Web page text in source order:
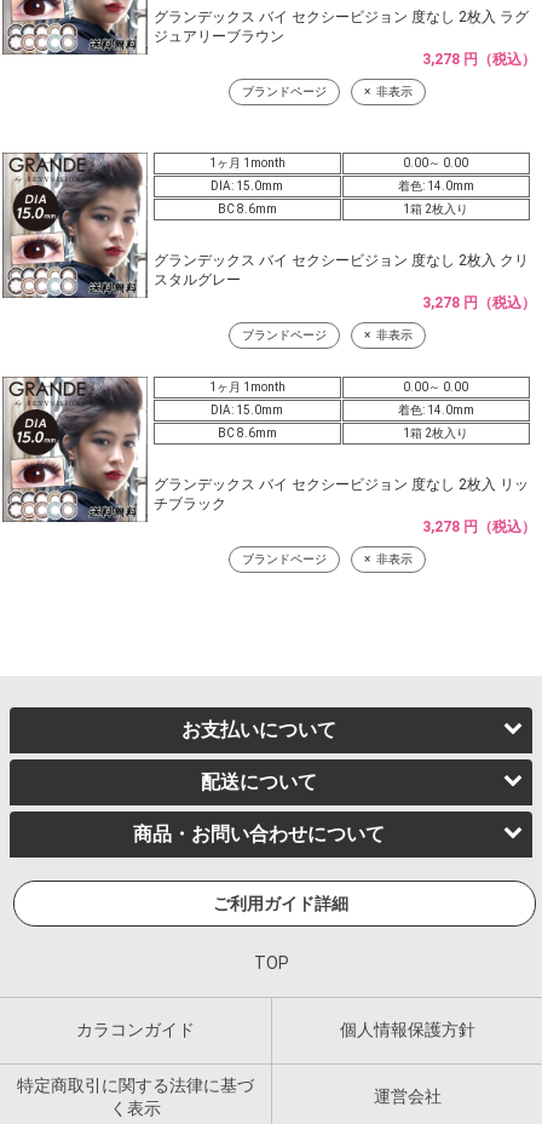
グランデックス バイ セクシービジョン 度なし 2枚入 ラグ
ジュアリーブラウン
3,278 円（税込）
ブランドページ 非表示
1ヶ月 1month
0.00～ 0.00
DIA: 15.0mm
着色: 14.0mm
BC 8.6mm
1箱 2枚入り
グランデックス バイ セクシービジョン 度なし 2枚入 クリ
スタルグレー
3,278 円（税込）
ブランドページ 非表示
1ヶ月 1month
0.00～ 0.00
DIA: 15.0mm
着色: 14.0mm
BC 8.6mm
1箱 2枚入り
グランデックス バイ セクシービジョン 度なし 2枚入 リッ
チブラック
3,278 円（税込）
ブランドページ 非表示
お支払いについて
配送について
商品・お問い合わせについて
ご利用ガイド詳細
TOP
カラコンガイド 個人情報保護方針
特定商取引に関する法律に基づ
く表示
運営会社